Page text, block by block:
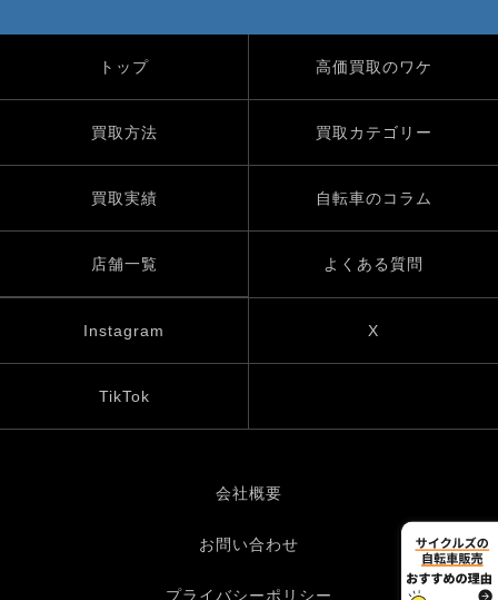
トップ 高価買取のワケ
買取方法 買取カテゴリー
買取実績 自転車のコラム
店舗一覧 よくある質問
Instagram X
TikTok
会社概要
お問い合わせ
プライバシーポリシー